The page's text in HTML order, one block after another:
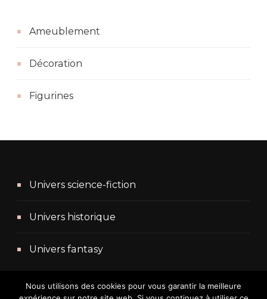
Ameublement
Décoration
Figurines
Univers science-fiction
Univers historique
Univers fantasy
Nous utilisons des cookies pour vous garantir la meilleure